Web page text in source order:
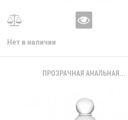
Нет в наличии
ПРОЗРАЧНАЯ АНАЛЬНАЯ...